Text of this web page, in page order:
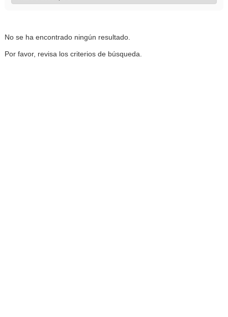
No se ha encontrado ningún resultado.
Por favor, revisa los criterios de búsqueda.